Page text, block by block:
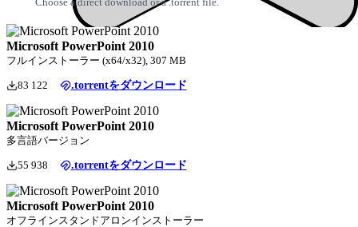
Microsoft PowerPoint 2010
フルインストーラー (x64/x32), 307 MB
83 122 .torrentをダウンロード
Microsoft PowerPoint 2010
多言語バージョン
55 938 .torrentをダウンロード
Microsoft PowerPoint 2010
オフラインスタンドアロンインストーラー